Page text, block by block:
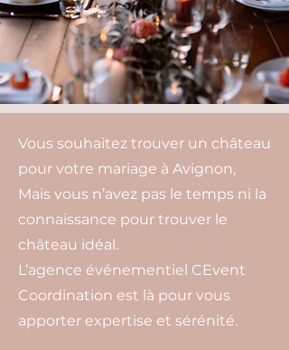
Vous souhaitez trouver un château
pour votre mariage à Avignon,
Mais vous n’avez pas le temps ni la
connaissance pour trouver le
château idéal.
L’agence événementiel CEvent
Coordination est là pour vous
apporter expertise et sérénité.